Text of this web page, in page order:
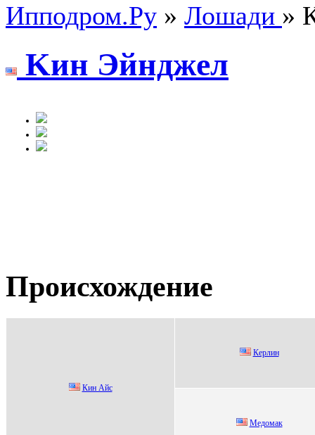
Ипподром.Ру » Лошади »
Kин Эйнджeл
Происхождение
Кин Айc
Кeрлин
Медoмaк